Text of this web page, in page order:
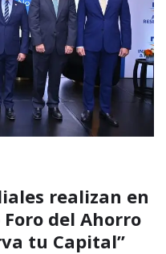
realizan en
del Ahorro
tu Capital”